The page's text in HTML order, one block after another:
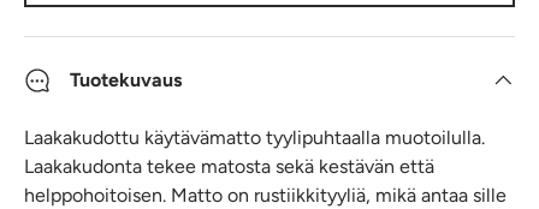
Tuotekuvaus
Laakakudottu käytävämatto tyylipuhtaalla muotoilulla.
Laakakudonta tekee matosta sekä kestävän että
helppohoitoisen. Matto on rustiikkityyliä, mikä antaa sille